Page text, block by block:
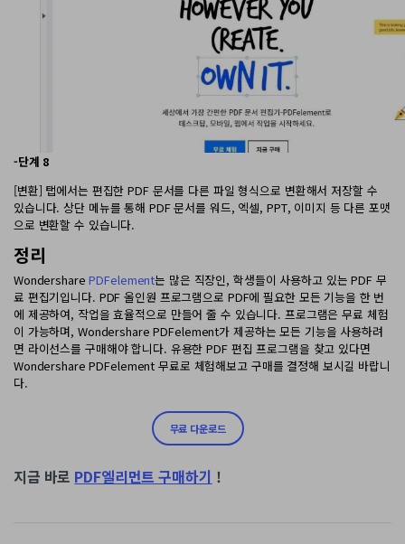
-단계 8
[변환] 탭에서는 편집한 PDF 문서를 다른 파일 형식으로 변환해서 저장할 수
있습니다. 상단 메뉴를 통해 PDF 문서를 워드, 엑셀, PPT, 이미지 등 다른 포맷
으로 변환할 수 있습니다.
정리
WondersharePDFelement는 많은 직장인, 학생들이 사용하고 있는 PDF 무
료 편집기입니다. PDF 올인원 프로그램으로 PDF에 필요한 모든 기능을 한 번
에 제공하여, 작업을 효율적으로 만들어 줄 수 있습니다. 프로그램은 무료 체험
이 가능하며, Wondershare PDFelement가 제공하는 모든 기능을 사용하려
면 라이선스를 구매해야 합니다. 유용한 PDF 편집 프로그램을 찾고 있다면
Wondershare PDFelement 무료로 체험해보고 구매를 결정해 보시길 바랍니
다.
무료 다운로드
지금 바로 PDF엘리먼트 구매하기 !